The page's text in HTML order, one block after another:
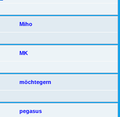
Miho
MK
möchtegern
pegasus